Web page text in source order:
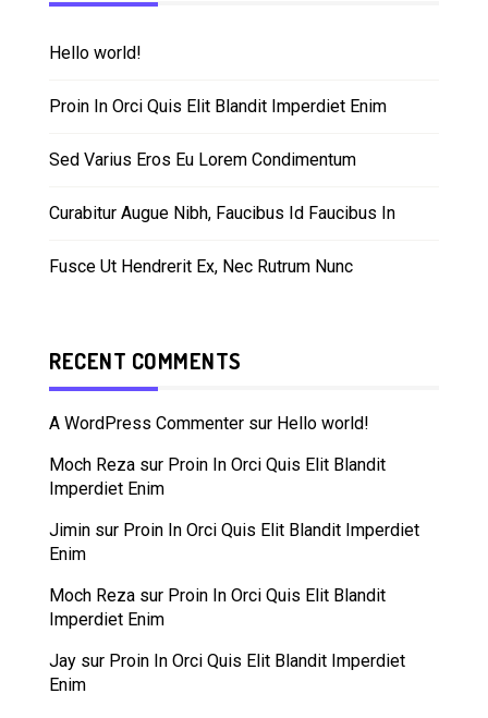
Hello world!
Proin In Orci Quis Elit Blandit Imperdiet Enim
Sed Varius Eros Eu Lorem Condimentum
Curabitur Augue Nibh, Faucibus Id Faucibus In
Fusce Ut Hendrerit Ex, Nec Rutrum Nunc
RECENT COMMENTS
A WordPress Commenter sur Hello world!
Moch Reza sur Proin In Orci Quis Elit Blandit
Imperdiet Enim
Jimin sur Proin In Orci Quis Elit Blandit Imperdiet
Enim
Moch Reza sur Proin In Orci Quis Elit Blandit
Imperdiet Enim
Jay sur Proin In Orci Quis Elit Blandit Imperdiet
Enim